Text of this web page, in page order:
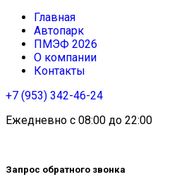
Главная
Автопарк
ПМЭФ 2026
О компании
Контакты
+7 (953) 342-46-24
Ежедневно с 08:00 до 22:00
Запрос обратного звонка